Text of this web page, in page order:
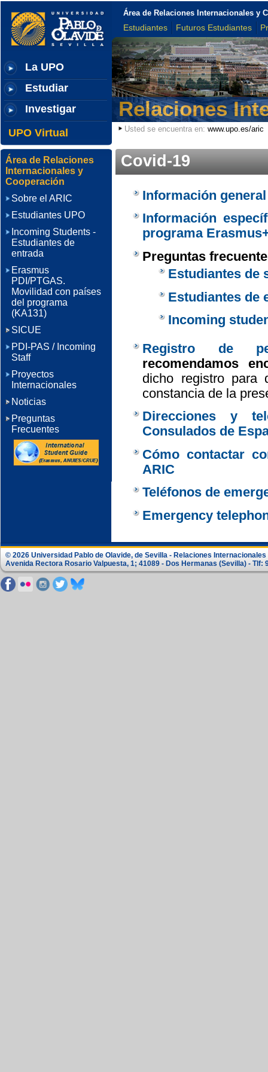
La UPO
Estudiar
Investigar
UPO Virtual
Área de Relaciones Internacionales y
Estudiantes Futuros Estudiantes
Relaciones
Usted se encuentra en: www.upo.es/aric
Covid-19
Información
Información
programa
Preguntas
Estudiantes de
Estudiantes de
Incoming
Registro de
recomendamos
dicho registro para
constancia de la
Direcciones y
Consulados de
Cómo contactar
ARIC
Teléfonos de
Emergency
Área de Relaciones
Internacionales y
Cooperación
Sobre el ARIC
Estudiantes UPO
Incoming Students -
Estudiantes de
entrada
Erasmus
PDI/PTGAS.
Movilidad con países
del programa
(KA131)
SICUE
PDI-PAS / Incoming
Staff
Proyectos
Internacionales
Noticias
Preguntas
Frecuentes
© 2026 Universidad Pablo de Olavide, de Sevilla - Relaciones
Avenida Rectora Rosario Valpuesta, 1; 41089 - Dos Hermanas (Sevilla) - Tlf: